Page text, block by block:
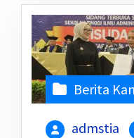
Berita
admstia